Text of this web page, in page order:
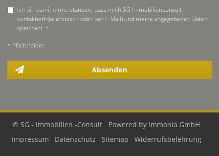
Ich bin damit einverstanden, dass mich SG Immobilienconsult
kontaktiert (telefonisch oder per E-Mail) und meine angegebenen Daten
speichert. *
* Pflichtfelder
Absenden
© SG - Immobilien -Consult
Powered by Immonia GmbH
Impressum
Datenschutz Sitemap Widerrufsbelehrung